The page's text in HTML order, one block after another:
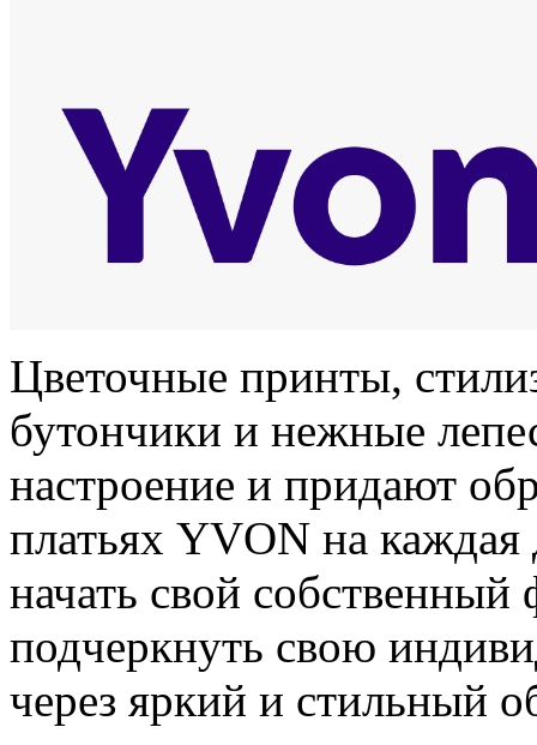
Цветочные принты,
бутончики и нежные
настроение и придают
платьях YVON на
начать свой
подчеркнуть свою
через яркий и стильный